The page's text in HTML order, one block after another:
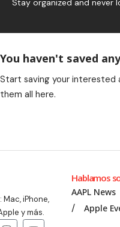
You haven't saved
Start saving your interested
them all here.
iPhone,
y más.
Hablamos
AAPL News
Apple